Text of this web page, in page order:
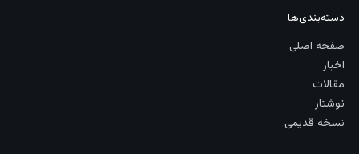
دسته‌بندی‌ها
صفحه اصلی
اخبار
مقالات
نوشتار
نسخه قدیمی